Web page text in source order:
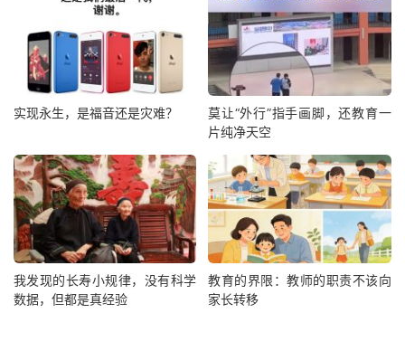
实现永生，是福音还是灾难？
莫让“外行”指手画脚，还教育一
片纯净天空
我发现的长寿小规律，没有科学
数据，但都是真经验
教育的界限：教师的职责不该向
家长转移